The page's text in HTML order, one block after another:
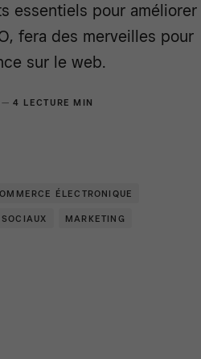
essentiels pour améliorer
fera des merveilles pour
sur le web.
—4 LECTURE MIN
ÉLECTRONIQUE
MARKETING